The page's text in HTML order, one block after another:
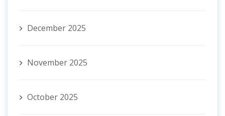
December 2025
November 2025
October 2025